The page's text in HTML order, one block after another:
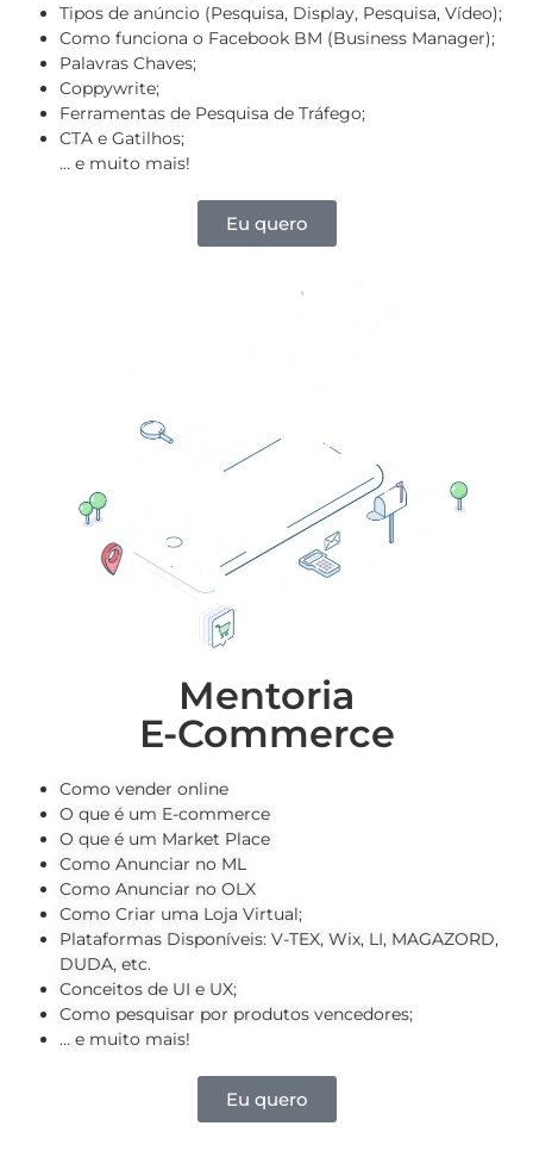
Tipos de anúncio (Pesquisa, Display, Pesquisa, Vídeo);
Como funciona o Facebook BM (Business Manager);
Palavras Chaves;
Coppywrite;
Ferramentas de Pesquisa de Tráfego;
CTA e Gatilhos;
… e muito mais!
Eu quero
Mentoria
E-Commerce
Como vender online
O que é um E-commerce
O que é um Market Place
Como Anunciar no ML
Como Anunciar no OLX
Como Criar uma Loja Virtual;
Plataformas Disponíveis: V-TEX, Wix, LI, MAGAZORD,
DUDA, etc.
Conceitos de UI e UX;
Como pesquisar por produtos vencedores;
… e muito mais!
Eu quero